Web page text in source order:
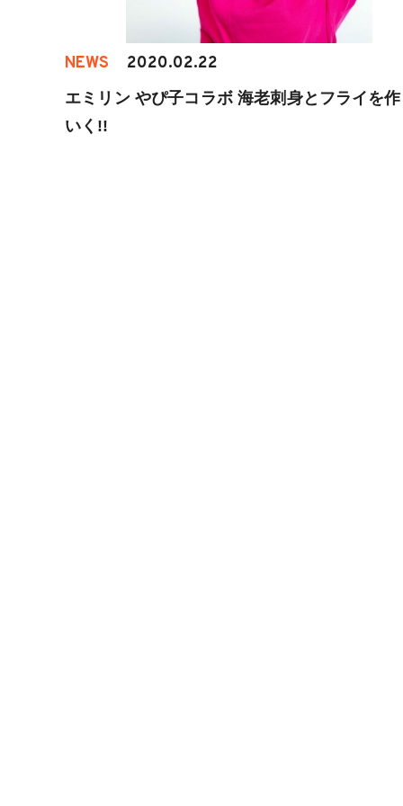
NEWS 2020.02.22
エミリン やぴ子コラボ 海老刺身とフライを
いく!!